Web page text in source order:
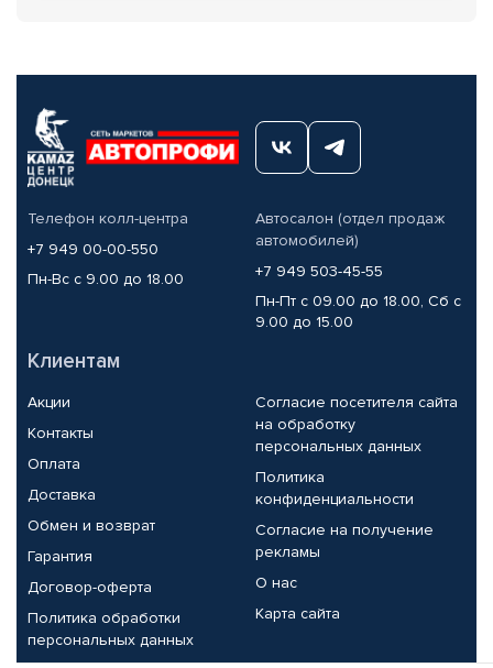
Телефон колл-центра
+7 949 00-00-550
Пн-Вс с 9.00 до 18.00
Автосалон (отдел продаж
автомобилей)
+7 949 503-45-55
Пн-Пт с 09.00 до 18.00, Сб с
9.00 до 15.00
Клиентам
Акции
Контакты
Оплата
Доставка
Обмен и возврат
Гарантия
Договор-оферта
Политика обработки
персональных данных
Согласие посетителя сайта
на обработку
персональных данных
Политика
конфиденциальности
Согласие на получение
рекламы
О нас
Карта сайта